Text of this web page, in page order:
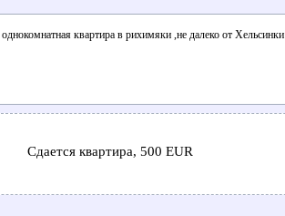
квартира в рихимяки ,не далеко от Хельсинки
Сдается квартира, 500 EUR